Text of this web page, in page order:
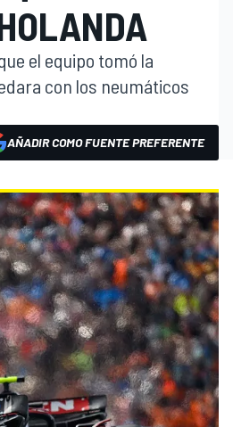
el equipo tomó la
con los neumáticos
AÑADIR COMO FUENTE PREFERENTE